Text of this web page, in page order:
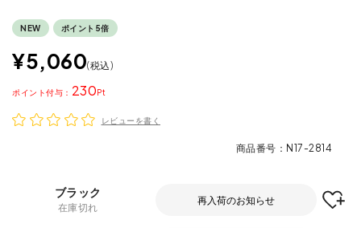
NEW ポイント5倍
¥5,060 税込
230
ポイント
レビューを書く
商品番号 N17-2814
ブラック
在庫切れ
再入荷のお知らせ